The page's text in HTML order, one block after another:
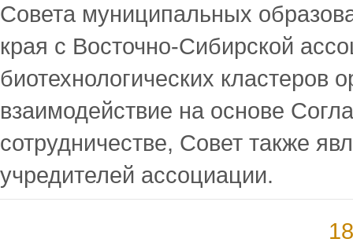
Совета муниципальных
края с Восточно-Сибирской
биотехнологических кластеров
взаимодействие на основе
сотрудничестве, Совет также
учредителей ассоциации.